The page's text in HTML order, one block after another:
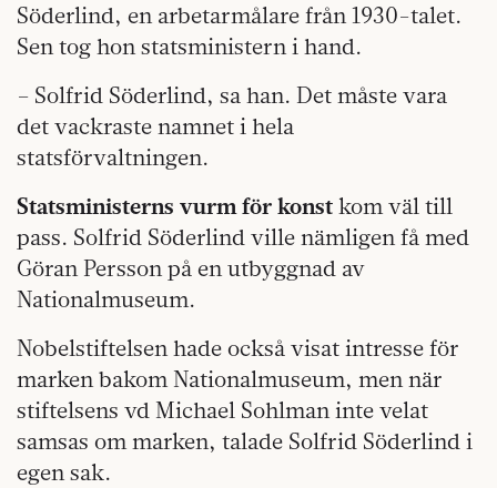
Söderlind, en arbetarmålare från 1930-talet.
Sen tog hon statsministern i hand.
– Solfrid Söderlind, sa han. Det måste vara
det vackraste namnet i hela
statsförvaltningen.
Statsministerns vurm för konst kom väl till
pass. Solfrid Söderlind ville nämligen få med
Göran Persson på en utbyggnad av
Nationalmuseum.
Nobelstiftelsen hade också visat intresse för
marken bakom Nationalmuseum, men när
stiftelsens vd Michael Sohlman inte velat
samsas om marken, talade Solfrid Söderlind i
egen sak.